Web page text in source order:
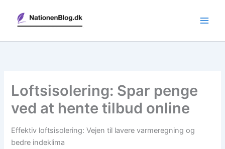
indholdet
Loftsisolering: Spar penge
ved at hente tilbud online
Effektiv loftsisolering: Vejen til lavere varmeregning og
bedre indeklima